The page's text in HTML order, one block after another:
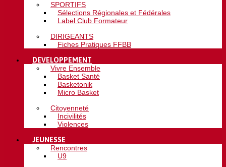
SPORTIFS
Sélections Régionales et Fédérales
Label Club Formateur
DIRIGEANTS
Fiches Pratiques FFBB
DEVELOPPEMENT
Vivre Ensemble
Basket Santé
Basketonik
Micro Basket
Citoyenneté
Incivilités
Violences
JEUNESSE
Rencontres
U9